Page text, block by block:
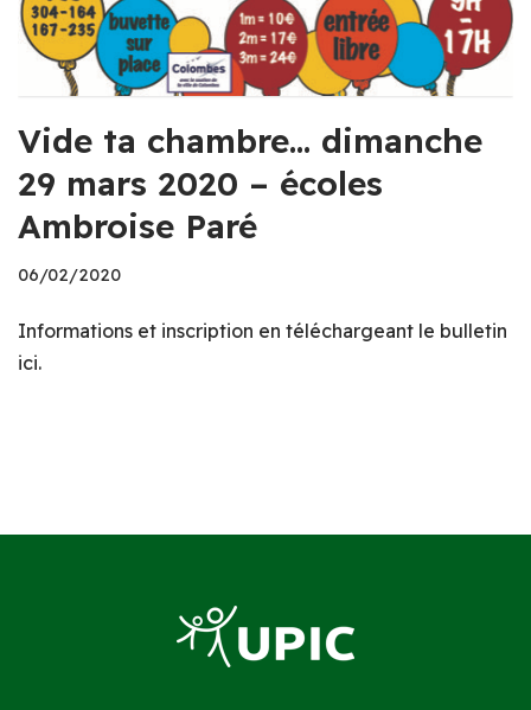
Vide ta chambre… dimanche
29 mars 2020 – écoles
Ambroise Paré
06/02/2020
Informations et inscription en téléchargeant le bulletin
ici.